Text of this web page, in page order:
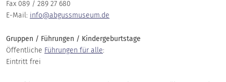
Fax 089 / 289 27 680
E-Mail: info@abgussmuseum.de
Gruppen / Führungen / Kindergeburtstage
Öffentliche Führungen für alle:
Eintritt frei